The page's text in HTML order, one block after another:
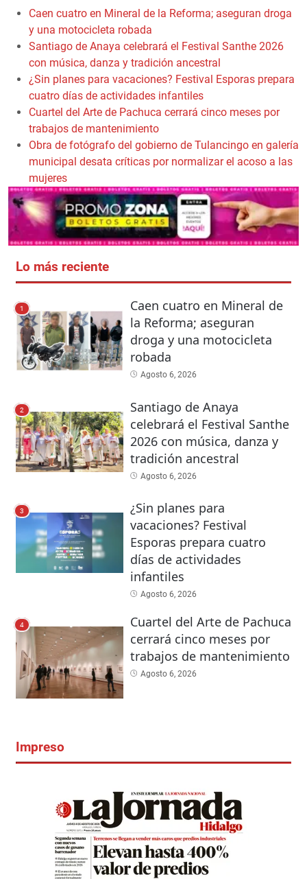
Caen cuatro en Mineral de la Reforma; aseguran droga
y una motocicleta robada
Santiago de Anaya celebrará el Festival Santhe 2026
con música, danza y tradición ancestral
¿Sin planes para vacaciones? Festival Esporas prepara
cuatro días de actividades infantiles
Cuartel del Arte de Pachuca cerrará cinco meses por
trabajos de mantenimiento
Obra de fotógrafo del gobierno de Tulancingo en galería
municipal desata críticas por normalizar el acoso a las
mujeres
Lo más reciente
1
Caen cuatro en Mineral de
la Reforma; aseguran
droga y una motocicleta
robada
Agosto 6, 2026
2
Santiago de Anaya
celebrará el Festival Santhe
2026 con música, danza y
tradición ancestral
Agosto 6, 2026
3
¿Sin planes para
vacaciones? Festival
Esporas prepara cuatro
días de actividades
infantiles
Agosto 6, 2026
4
Cuartel del Arte de Pachuca
cerrará cinco meses por
trabajos de mantenimiento
Agosto 6, 2026
Impreso